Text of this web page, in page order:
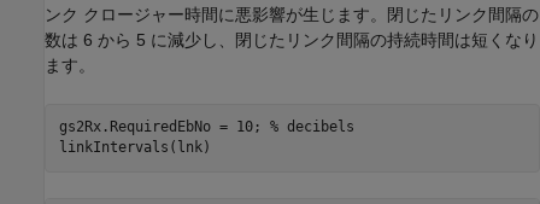
ンク クロージャー時間に悪影響が生じます。閉じたリンク間隔の
数は 6 から 5 に減少し、閉じたリンク間隔の持続時間は短くなり
ます。
gs2Rx.RequiredEbNo = 10; % decibels
linkIntervals(lnk)